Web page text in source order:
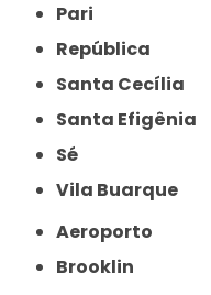
Pari
República
Santa Cecília
Santa Efigênia
Sé
Vila Buarque
Aeroporto
Brooklin